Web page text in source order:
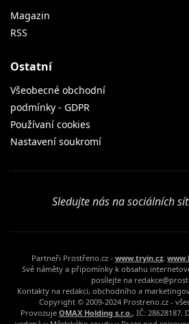
Magazin
RSS
Ostatní
Všeobecné obchodní
podmínky - GDPR
Používaní cookies
Nastavení soukromí
Sledujte nás na sociálních
Partneři Prostřeno.cz - www.tryin.cz,
Své náměty a připomínky k obsahu
posílejte na
Kontakty na redakci, obchodního a
Copyright © 2009-2024 Prostreno.cz -
Provozuje OMAX Holding s.r.o., IČ: 28628187,